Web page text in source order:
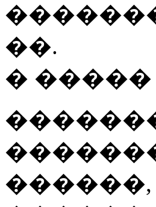
��.
�